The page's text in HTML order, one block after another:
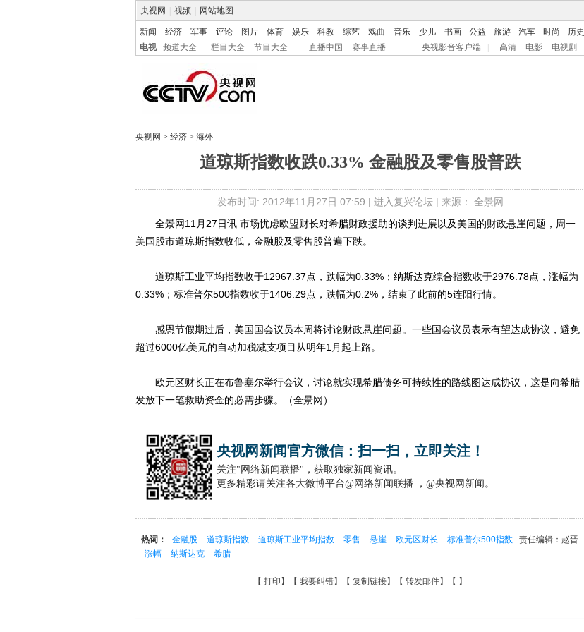
央视网 视频 网站地图
新闻 经济 军事 评论 图片 体育 娱乐 科教 综艺 戏曲 音乐 少儿 书画 公益 旅游 汽车 时尚 历史
电视
频道大全 栏目大全 节目大全 直播中国 赛事直播 央视影音客户端 高清 电影 电视剧
央视网 > 经济 > 海外
道琼斯指数收跌0.33% 金融股及零售股普跌
发布时间: 2012年11月27日 07:59 | 进入复兴论坛| 来源： 全景网
全景网11月27日讯 市场忧虑欧盟财长对希腊财政援助的谈判进展以及美国的财政悬崖问题，周一
美国股市道琼斯指数收低，金融股及零售股普遍下跌。
道琼斯工业平均指数收于12967.37点，跌幅为0.33%；纳斯达克综合指数收于2976.78点，涨幅为
0.33%；标准普尔500指数收于1406.29点，跌幅为0.2%，结束了此前的5连阳行情。
感恩节假期过后，美国国会议员本周将讨论财政悬崖问题。一些国会议员表示有望达成协议，避免
超过6000亿美元的自动加税减支项目从明年1月起上路。
欧元区财长正在布鲁塞尔举行会议，讨论就实现希腊债务可持续性的路线图达成协议，这是向希腊
发放下一笔救助资金的必需步骤。（全景网）
央视网新闻官方微信：扫一扫，立即关注！
关注"网络新闻联播"，获取独家新闻资讯。
更多精彩请关注各大微博平台@网络新闻联播 ，@央视网新闻。
责任编辑：赵晋
热词： 金融股 道琼斯指数 道琼斯工业平均指数 零售 悬崖 欧元区财长
标准普尔500指数
涨幅
纳斯达克 希腊
【 打印 】【 我要纠错】【 复制链接】【 转发邮件】【 】